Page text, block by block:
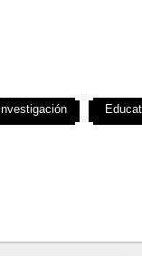
Investigación